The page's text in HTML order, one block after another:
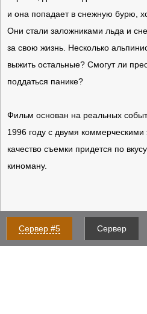
и она попадает в снежную бурю,
Они стали заложниками льда и
за свою жизнь. Несколько
выжить остальные? Смогут ли
поддаться панике?
Фильм основан на реальных
1996 году с двумя
качество съемки придется по
киноману.
Сервер #5 Сервер